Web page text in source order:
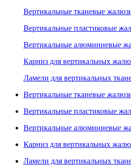
Вертикальные тканевые
Вертикальные пластиковые
Вертикальные алюминиевые
Карниз для вертикальных
Ламели для вертикальных
Вертикальные тканевые
Вертикальные пластиковые
Вертикальные алюминиевые
Карниз для вертикальных
Ламели для вертикальных